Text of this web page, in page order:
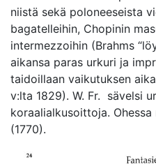
niistä sekä poloneeseista
bagatelleihin, Chopinin
intermezzoihin (Brahms
aikansa paras urkuri ja
taidoillaan vaikutuksen
v:lta 1829). W. Fr. sävelsi
koraalialkusoittoja.
(1770).